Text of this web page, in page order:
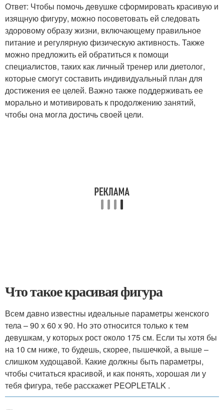
Ответ: Чтобы помочь девушке сформировать красивую и
изящную фигуру, можно посоветовать ей следовать
здоровому образу жизни, включающему правильное
питание и регулярную физическую активность. Также
можно предложить ей обратиться к помощи
специалистов, таких как личный тренер или диетолог,
которые смогут составить индивидуальный план для
достижения ее целей. Важно также поддерживать ее
морально и мотивировать к продолжению занятий,
чтобы она могла достичь своей цели.
Что такое красивая фигура
Всем давно известны идеальные параметры женского
тела – 90 х 60 х 90. Но это относится только к тем
девушкам, у которых рост около 175 см. Если ты хотя бы
на 10 см ниже, то будешь, скорее, пышечкой, а выше –
слишком худощавой. Какие должны быть параметры,
чтобы считаться красивой, и как понять, хорошая ли у
тебя фигура, тебе расскажет PEOPLETALK .